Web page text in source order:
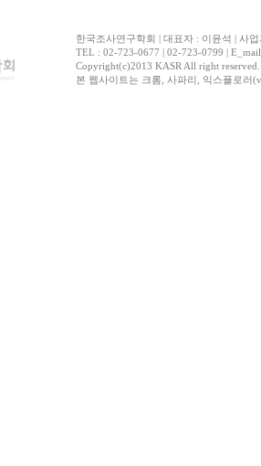
한국조사연구학회 | 대표자 : 이윤석 | 사
TEL : 02-723-0677 | 02-723-0799 | E_mail
Copyright(c)2013 KASR All right
본 웹사이트는 크롬, 사파리, 익스플로러